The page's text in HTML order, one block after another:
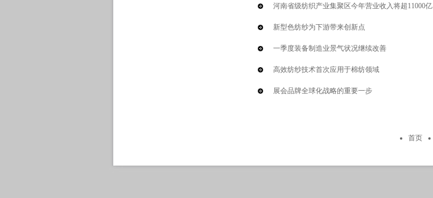
河南省级纺织产业集聚区今年营业收入将超11000亿
新型色纺纱为下游带来创新点
一季度装备制造业景气状况继续改善
高效纺纱技术首次应用于棉纺领域
展会品牌全球化战略的重要一步
首页